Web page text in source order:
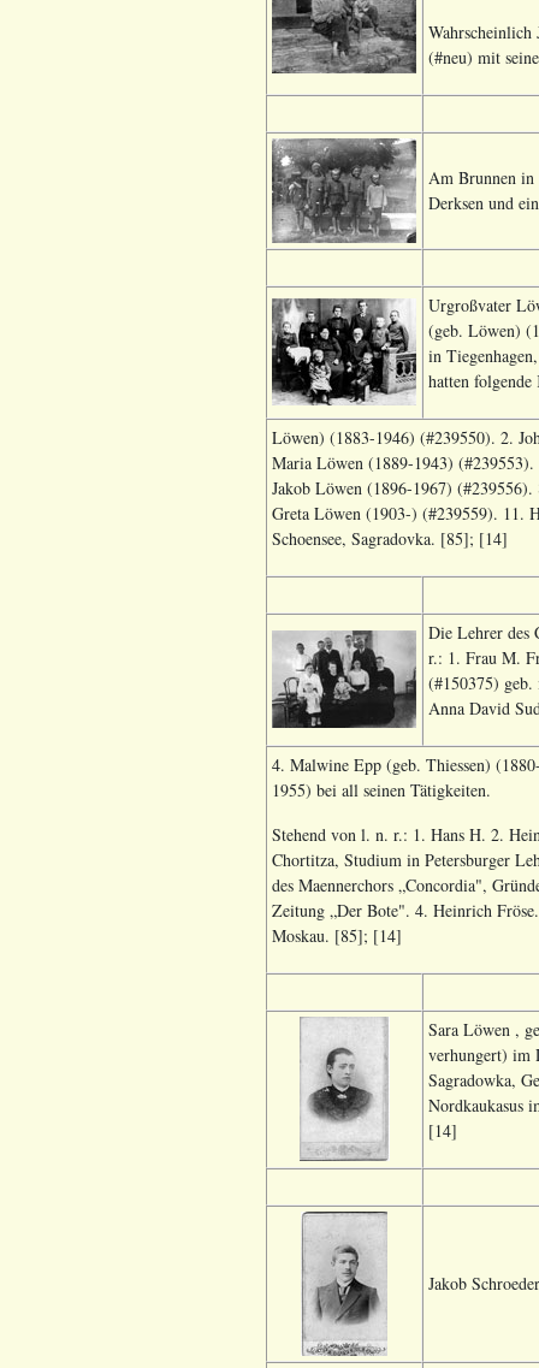
Wahrscheinlich
(#neu) mit
Am Brunnen in
Derksen und
Urgroßvater
(geb. Löwen)
in
hatten
Löwen) (1883-1946) (#239550). 2.
Maria Löwen (1889-1943)
Jakob Löwen (1896-1967)
Greta Löwen (1903-) (#239559). 11.
Schoensee, Sagradovka. [85]; [14]
Die Lehrer des
r.: 1. Frau M.
(#150375)
Anna David
4. Malwine Epp (geb. Thiessen)
1955) bei all seinen Tätigkeiten.
Stehend von l. n. r.: 1. Hans H. 2.
Chortitza, Studium in Petersburger
des Maennerchors „Concordia",
Zeitung „Der Bote". 4. Heinrich
Moskau. [85]; [14]
Sara Löwen ,
verhungert) im
Sagradowka,
Nordkaukasus
[14]
Jakob